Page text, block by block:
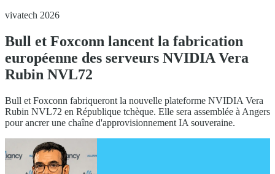
vivatech 2026
Bull et Foxconn lancent la fabrication
européenne des serveurs NVIDIA Vera
Rubin NVL72
Bull et Foxconn fabriqueront la nouvelle plateforme NVIDIA Vera
Rubin NVL72 en République tchèque. Elle sera assemblée à Angers
pour ancrer une chaîne d'approvisionnement IA souveraine.